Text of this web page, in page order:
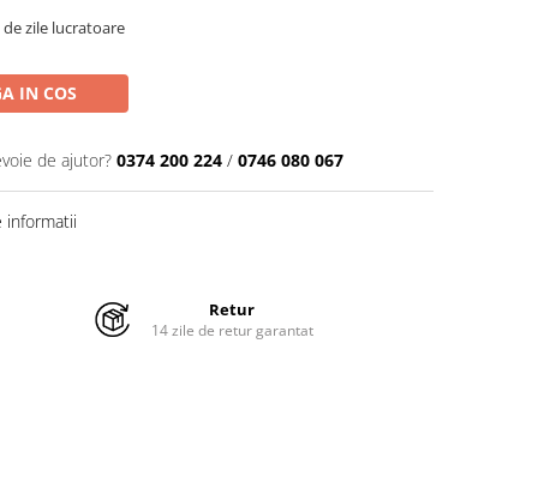
zile lucratoare
IN COS
de ajutor? 0374 200 224 / 0746 080 067
informatii
Retur
14 zile de retur garantat